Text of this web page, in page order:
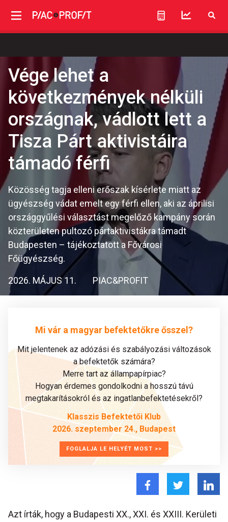
Vége lehet a
következmények nélküli
országnak, vádlott lett a
Tisza Párt aktivistáira
támadó férfi
Közösség tagja elleni erőszak kísérlete miatt az
ügyészség vádat emelt egy férfi ellen, aki az áprilisi
országgyűlési választást megelőző kampány során
közterületen pultozó pártaktivistákra támadt
Budapesten – tájékoztatott a Fővárosi
Főügyészség.
2026. MÁJUS 11. PIAC&PROFIT
Mi vár a magyar befektetőkre ősszel?
Mit jelentenek az adózási és szabályozási változások
a befektetők számára?
Merre tart az állampapírpiac?
Hogyan érdemes gondolkodni a hosszú távú
megtakarításokról és az ingatlanbefektetésekről?
Klasszis Befektetői Klub
2026. szeptember 24., Budapest
FOGLALJA LE HELYÉT MOST >>
Azt írták, hogy a Budapesti XX., XXI. és XXIII. Kerületi